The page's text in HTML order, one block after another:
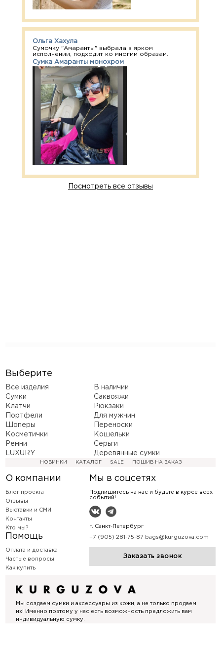
Ольга Хахула
Сумочку "Амаранты" выбрала в ярком
исполнении, подходит ко многим образам.
Сумка Амаранты монохром
Посмотреть все отзывы
Выберите
Все изделия
В наличии
Сумки
Саквояжи
Клатчи
Рюкзаки
Портфели
Для мужчин
Шоперы
Переноски
Косметички
Кошельки
Ремни
Серьги
LUXURY
Деревянные сумки
НОВИНКИ КАТАЛОГ SALE ПОШИВ НА ЗАКАЗ
О компании
Блог проекта
Отзывы
Выставки и СМИ
Контакты
Кто мы?
Помощь
Оплата и доставка
Частые вопросы
Как купить
Мы в соцсетях
Подпишитесь на нас и будьте в курсе всех
событий!
г. Санкт-Петербург
+7 (905) 281-75-87 bags@kurguzova.com
Заказать звонок
Мы создаем сумки и аксессуары из кожи, а не только продаем
их! Именно поэтому у нас есть возможность предложить вам
индивидуальную сумку.